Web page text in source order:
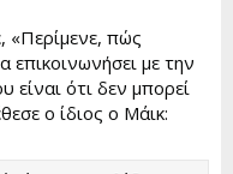
«Περίμενε, πώς
επικοινωνήσει με την
ότι δεν μπορεί
ο ίδιος ο Μάικ: